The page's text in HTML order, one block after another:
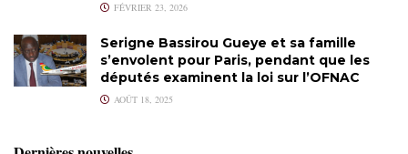
FÉVRIER 23, 2026
Serigne Bassirou Gueye et sa famille
s’envolent pour Paris, pendant que les
députés examinent la loi sur l’OFNAC
AOÛT 18, 2025